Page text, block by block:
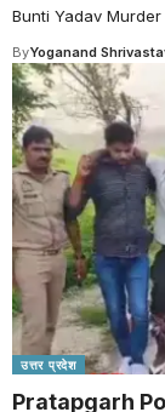
Bunti Yadav Murder
ByYoganand
उत्तर प्रदेश
Pratapgarh